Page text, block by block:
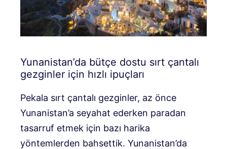
Yunanistan’da bütçe dostu sırt çantalı
gezginler için hızlı ipuçları
Pekala sırt çantalı gezginler, az önce
Yunanistan’a seyahat ederken paradan
tasarruf etmek için bazı harika
yöntemlerden bahsettik. Yunanistan’da